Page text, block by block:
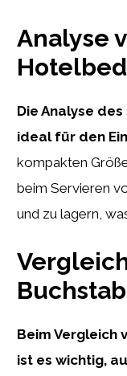
Analyse
Die Analyse
ideal für den
kompakten
beim Servieren
und zu lagern,
Beim Vergleich
ist es wichtig,